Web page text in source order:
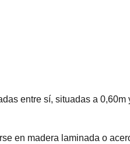
entre sí, situadas a
en madera laminada o